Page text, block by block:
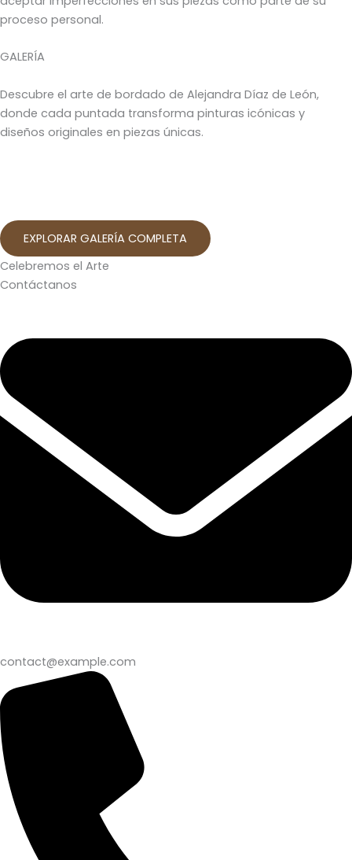
proceso personal.
GALERÍA
Descubre el arte de bordado de Alejandra Díaz de León,
donde cada puntada transforma pinturas icónicas y
diseños originales en piezas únicas.
EXPLORAR GALERÍA COMPLETA
Celebremos el Arte
Contáctanos
contact@example.com